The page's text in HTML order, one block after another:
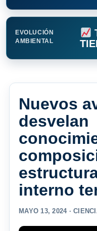
EVOLUCIÓN
AMBIENTAL
Nuevos
desvelan
interno
MAYO 13, 2024 ·